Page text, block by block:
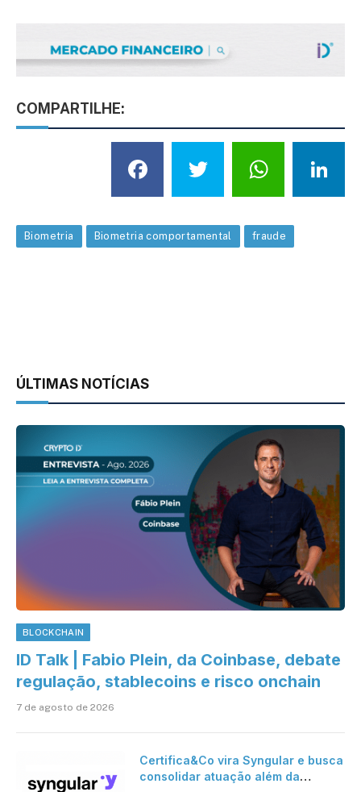
COMPARTILHE:
Facebook
Twitter
Biometria Biometria comportamental fraude
ÚLTIMAS NOTÍCIAS
BLOCKCHAIN
ID Talk | Fabio Plein, da Coinbase, debate
regulação, stablecoins e risco onchain
7 de agosto de 2026
Certifica&Co vira Syngular e busca
consolidar atuação além da